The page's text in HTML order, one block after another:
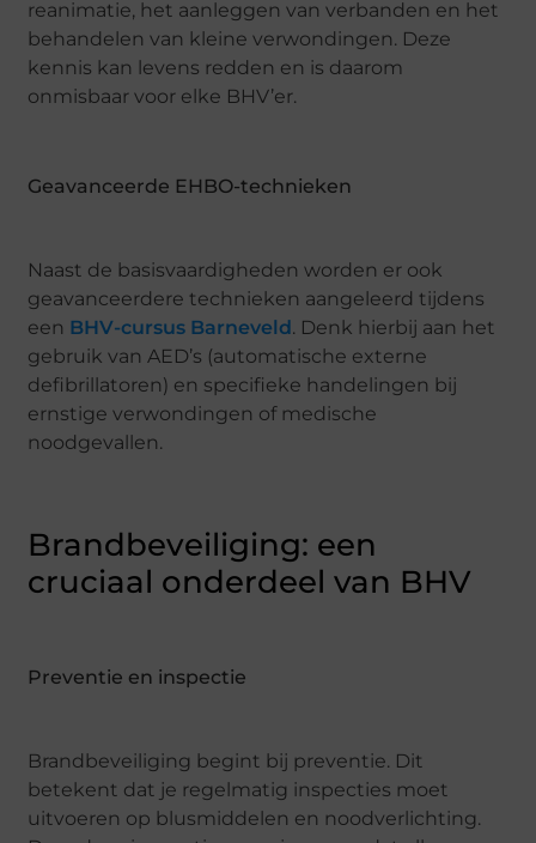
reanimatie, het aanleggen van verbanden en het
behandelen van kleine verwondingen. Deze
kennis kan levens redden en is daarom
onmisbaar voor elke BHV’er.
Geavanceerde EHBO-technieken
Naast de basisvaardigheden worden er ook
geavanceerdere technieken aangeleerd tijdens
een BHV-cursus Barneveld. Denk hierbij aan het
gebruik van AED’s (automatische externe
defibrillatoren) en specifieke handelingen bij
ernstige verwondingen of medische
noodgevallen.
Brandbeveiliging: een
cruciaal onderdeel van BHV
Preventie en inspectie
Brandbeveiliging begint bij preventie. Dit
betekent dat je regelmatig inspecties moet
uitvoeren op blusmiddelen en noodverlichting.